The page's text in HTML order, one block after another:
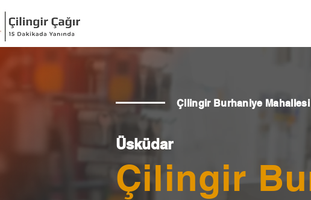
Çilingir Burhaniye Mahallesi
Üsküdar
Çilingir